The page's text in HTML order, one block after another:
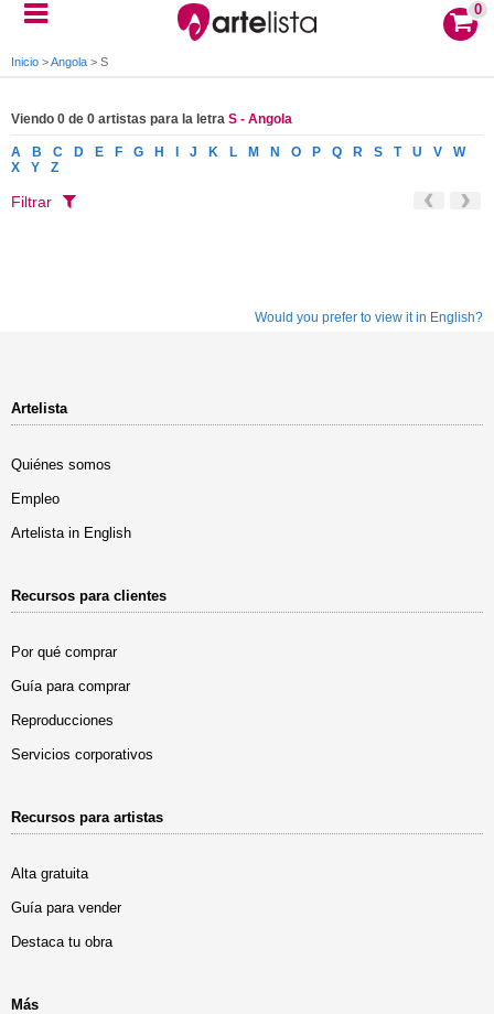
0
Inicio >Angola > S
Viendo 0 de 0 artistas para la letra S - Angola
A B C D E F G H J K L M N O P Q R S T U V
W
X
Y Z
Filtrar
Would you prefer to view it in English?
Artelista
Quiénes somos
Empleo
Artelista in English
Recursos para clientes
Por qué comprar
Guía para comprar
Reproducciones
Servicios corporativos
Recursos para artistas
Alta gratuita
Guía para vender
Destaca tu obra
Más